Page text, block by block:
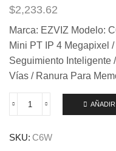
$2,233.62
Marca: EZVIZ Modelo:
Mini PT IP 4 Megapixel
Seguimiento Inteligente
Vías / Ranura Para
SKU: C6W